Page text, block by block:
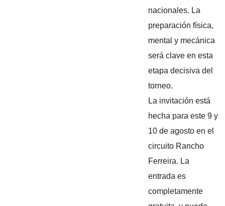
nacionales. La
preparación física,
mental y mecánica
será clave en esta
etapa decisiva del
torneo.
La invitación está
hecha para este 9 y
10 de agosto en el
circuito Rancho
Ferreira. La
entrada es
completamente